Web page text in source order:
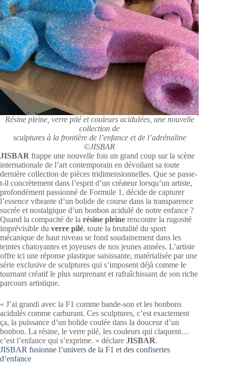
Résine pleine, verre pilé et couleurs acidulées, une nouvelle
collection de
sculptures à la frontière de l’enfance et de l’adrénaline
©JISBAR
JISBAR frappe une nouvelle fois un grand coup sur la scène
internationale de l’art contemporain en dévoilant sa toute
dernière collection de pièces tridimensionnelles. Que se passe-
t-il concrètement dans l’esprit d’un créateur lorsqu’un artiste,
profondément passionné de Formule 1, décide de capturer
l’essence vibrante d’un bolide de course dans la transparence
sucrée et nostalgique d’un bonbon acidulé de notre enfance ?
Quand la compacité de la résine pleine rencontre la rugosité
imprévisible du verre pilé, toute la brutalité du sport
mécanique de haut niveau se fond soudainement dans les
teintes chatoyantes et joyeuses de nos jeunes années. L’artiste
offre ici une réponse plastique saisissante, matérialisée par une
série exclusive de sculptures qui s’imposent déjà comme le
tournant créatif le plus surprenant et rafraîchissant de son riche
parcours artistique.
« J’ai grandi avec la F1 comme bande-son et les bonbons
acidulés comme carburant. Ces sculptures, c’est exactement
ça, la puissance d’un bolide coulée dans la douceur d’un
bonbon. La résine, le verre pilé, les couleurs qui claquent…
c’est l’enfance qui s’exprime. » déclare JISBAR.
JISBAR fusionne l’univers de la F1 et des confiseries
d’enfance